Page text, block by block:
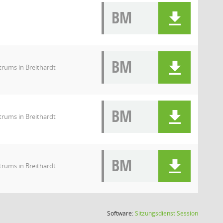
BM
in Breithardt BM
in Breithardt BM
in Breithardt BM
Software:SitzungsdienstSession(Wird in